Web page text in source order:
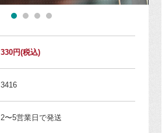
330円(税込)
3416
2〜5営業日で発送